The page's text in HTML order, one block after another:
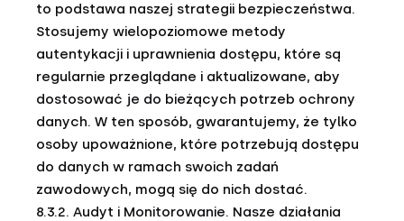
to podstawa naszej strategii bezpieczeństwa.
Stosujemy wielopoziomowe metody
autentykacji i uprawnienia dostępu, które są
regularnie przeglądane i aktualizowane, aby
dostosować je do bieżących potrzeb ochrony
danych. W ten sposób, gwarantujemy, że tylko
osoby upoważnione, które potrzebują dostępu
do danych w ramach swoich zadań
zawodowych, mogą się do nich dostać.
8.3.2. Audyt i Monitorowanie. Nasze działania